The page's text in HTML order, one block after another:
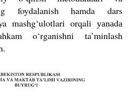
foydalanish hamda dars
mashg‘ulotlari orqali уаnаdа
o‘rganishni ta’minlash